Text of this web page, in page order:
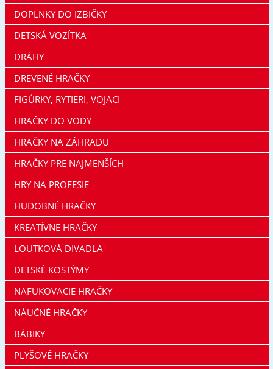
DOPLNKY DO IZBIČKY
DETSKÁ VOZÍTKA
DRÁHY
DREVENÉ HRAČKY
FIGÚRKY, RYTIERI, VOJACI
HRAČKY DO VODY
HRAČKY NA ZÁHRADU
HRAČKY PRE NAJMENŠÍCH
HRY NA PROFESIE
HUDOBNÉ HRAČKY
KREATÍVNE HRAČKY
LOUTKOVÁ DIVADLA
DETSKÉ KOSTÝMY
NAFUKOVACIE HRAČKY
NÁUČNÉ HRAČKY
BÁBIKY
PLYŠOVÉ HRAČKY